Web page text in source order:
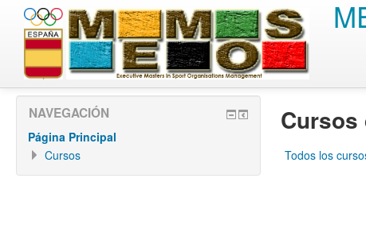
Todos los
NAVEGACIÓN
Página Principal
Cursos